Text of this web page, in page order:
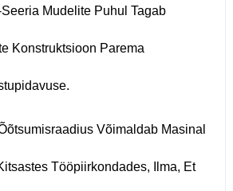
Mudelite Puhul Tagab
Konstruktsioon Parema
Võimaldab Masinal
Tööpiirkondades, Ilma, Et